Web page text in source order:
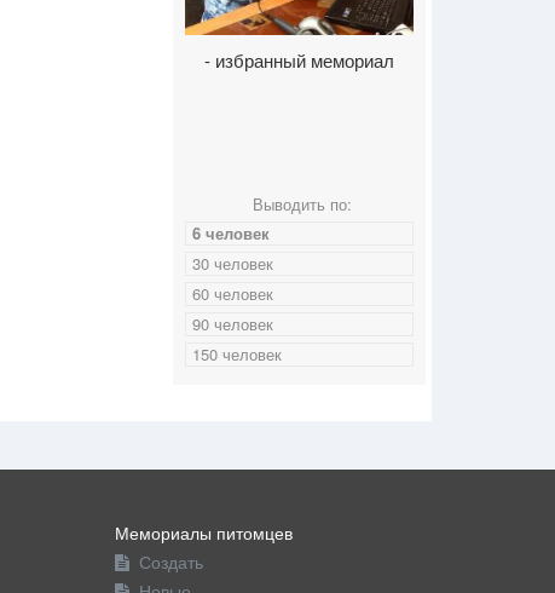
- избранный мемориал
Выводить по:
6 человек
30 человек
60 человек
90 человек
150 человек
Мемориалы питомцев
Создать